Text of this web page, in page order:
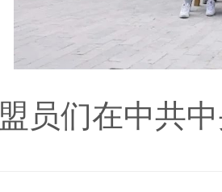
盟员们在中共